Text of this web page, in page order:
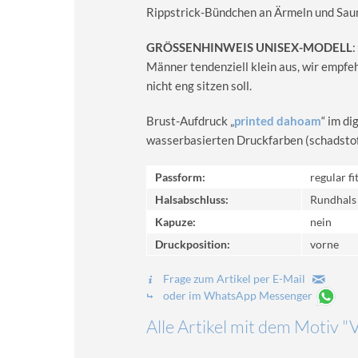
Rippstrick-Bündchen an Ärmeln und
GRÖSSENHINWEIS UNISEX-MODELL
Männer tendenziell klein aus, wir
nicht eng sitzen soll.
Brust-Aufdruck „printed dahoam“ im
wasserbasierten Druckfarben
Passform:
regular
Halsabschluss:
Kapuze:
nein
Druckposition:
vorne
Frage zum Artikel per E-Mail
oder im WhatsApp Messenger
Alle Artikel mit dem Motiv